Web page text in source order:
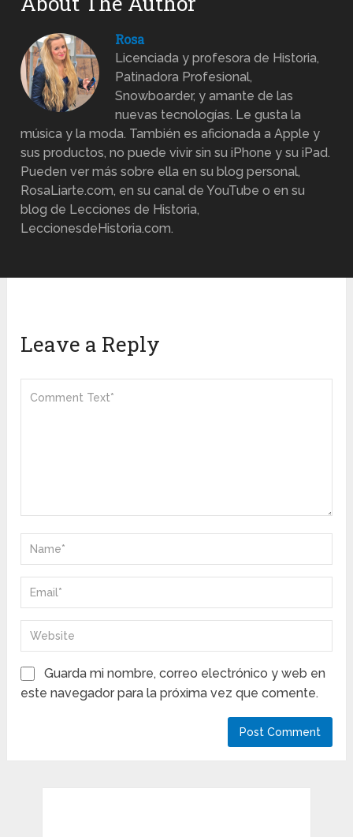
Rosa
Licenciada y profesora de Historia,
Patinadora Profesional,
Snowboarder, y amante de las
nuevas tecnologías. Le gusta la
música y la moda. También es aficionada a Apple y
sus productos, no puede vivir sin su iPhone y su iPad.
Pueden ver más sobre ella en su blog personal,
RosaLiarte.com, en su canal de YouTube o en su
blog de Lecciones de Historia,
LeccionesdeHistoria.com.
Leave a Reply
Guarda mi nombre, correo electrónico y web en
este navegador para la próxima vez que comente.